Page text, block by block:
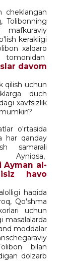
cheklangan
Tolibonning
mafkuraviy
kerakligi
xalqaro
davom
qilish uchun
duch
xavfsizlik
o'rtasida
har qanday
samarali
Ayman al-
havo
haqida
Qo'shma
uchun
masalalarda
moddalar
bilan
dolzarb